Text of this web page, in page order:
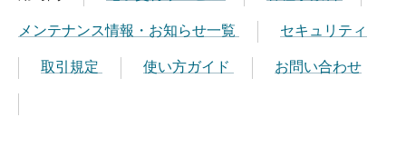
メンテナンス情報・お知らせ一覧
セキュリティ
取引規定
使い方ガイド お問い合わせ